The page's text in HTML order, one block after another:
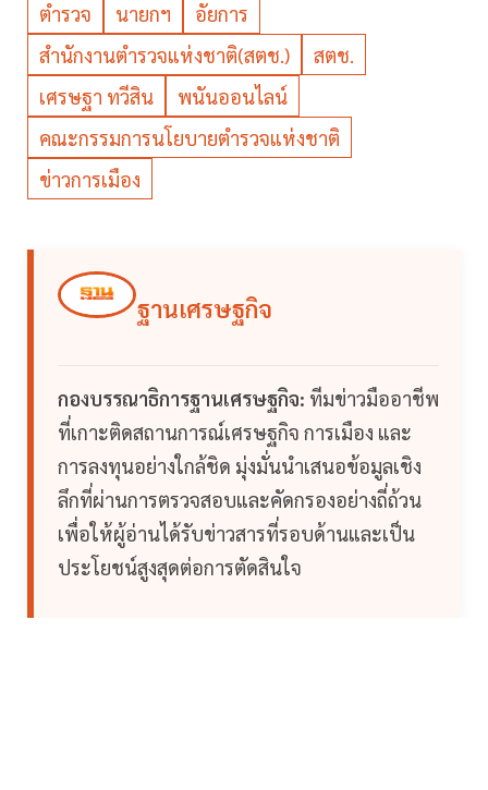
ตำรวจ
นายกฯ
อัยการ
สำนักงานตำรวจแห่งชาติ(สตช.)
สตช.
เศรษฐา ทวีสิน
พนันออนไลน์
คณะกรรมการนโยบายตำรวจแห่งชาติ
ข่าวการเมือง
ฐานเศรษฐกิจ
กองบรรณาธิการฐานเศรษฐกิจ: ทีมข่าวมืออาชีพ
ที่เกาะติดสถานการณ์เศรษฐกิจ การเมือง และ
การลงทุนอย่างใกล้ชิด มุ่งมั่นนำเสนอข้อมูลเชิง
ลึกที่ผ่านการตรวจสอบและคัดกรองอย่างถี่ถ้วน
เพื่อให้ผู้อ่านได้รับข่าวสารที่รอบด้านและเป็น
ประโยชน์สูงสุดต่อการตัดสินใจ